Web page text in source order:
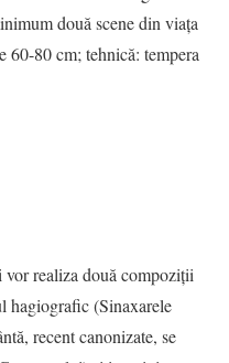
două scene din viața
60-80 cm; tehnică: tempera
realiza două compoziții
hagiografic (Sinaxarele
recent canonizate, se